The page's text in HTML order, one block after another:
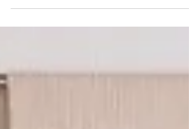
A importãncia da água em nossa vida diaria.